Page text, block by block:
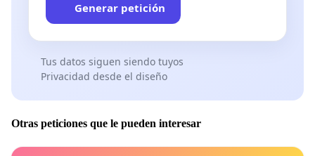
Generar petición
Tus datos siguen siendo tuyos
Privacidad desde el diseño
Otras peticiones que le pueden interesar